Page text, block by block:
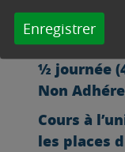
Enregistrer
1 jour :
Adhérent :
½ journée
Non
Cours à
les places